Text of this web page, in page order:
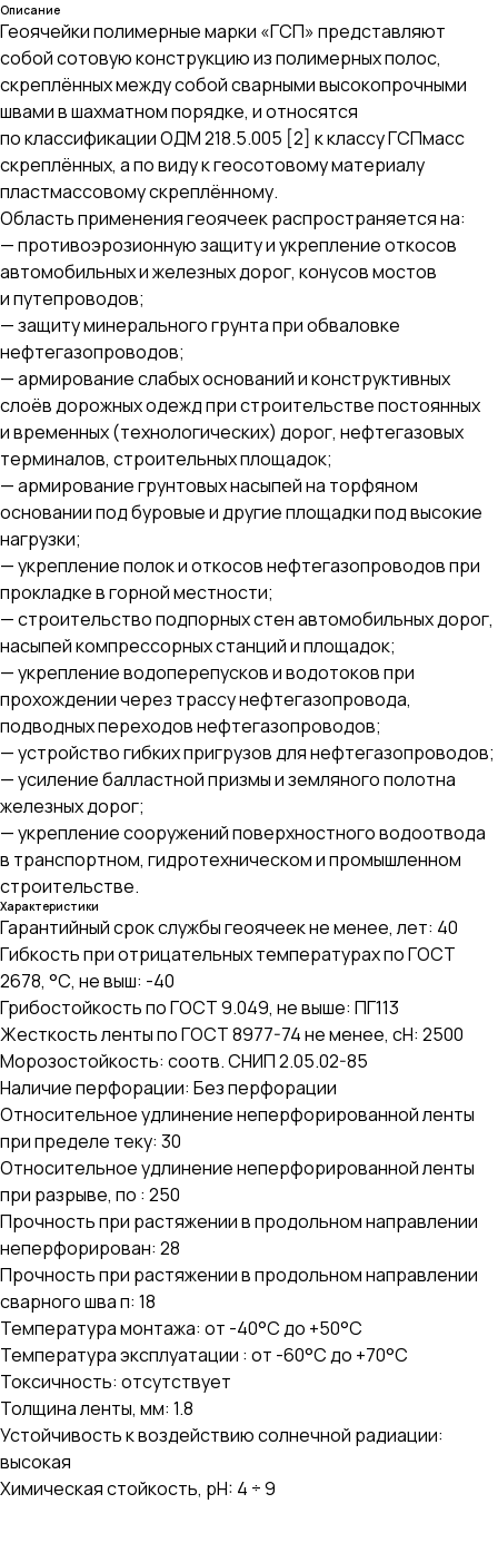
Описание
Геоячейки полимерные марки «ГСП» представляют
собой сотовую конструкцию из полимерных полос,
скреплённых между собой сварными высокопрочными
швами в шахматном порядке, и относятся
по классификации ОДМ 218.5.005 [2] к классу ГСПмасс
скреплённых, а по виду к геосотовому материалу
пластмассовому скреплённому.
Область применения геоячеек распространяется на:
— противоэрозионную защиту и укрепление откосов
автомобильных и железных дорог, конусов мостов
и путепроводов;
— защиту минерального грунта при обваловке
нефтегазопроводов;
— армирование слабых оснований и конструктивных
слоёв дорожных одежд при строительстве постоянных
и временных (технологических) дорог, нефтегазовых
терминалов, строительных площадок;
— армирование грунтовых насыпей на торфяном
основании под буровые и другие площадки под высокие
нагрузки;
— укрепление полок и откосов нефтегазопроводов при
прокладке в горной местности;
— строительство подпорных стен автомобильных дорог,
насыпей компрессорных станций и площадок;
— укрепление водоперепусков и водотоков при
прохождении через трассу нефтегазопровода,
подводных переходов нефтегазопроводов;
— устройство гибких пригрузов для нефтегазопроводов;
— усиление балластной призмы и земляного полотна
железных дорог;
— укрепление сооружений поверхностного водоотвода
в транспортном, гидротехническом и промышленном
строительстве.
Характеристики
Гарантийный срок службы геоячеек не менее, лет: 40
Гибкость при отрицательных температурах по ГОСТ
2678, °С, не выш: -40
Грибостойкость по ГОСТ 9.049, не выше: ПГ113
Жесткость ленты по ГОСТ 8977-74 не менее, сН: 2500
Морозостойкость: соотв. СНИП 2.05.02-85
Наличие перфорации: Без перфорации
Относительное удлинение неперфорированной ленты
при пределе теку: 30
Относительное удлинение неперфорированной ленты
при разрыве, по : 250
Прочность при растяжении в продольном направлении
неперфорирован: 28
Прочность при растяжении в продольном направлении
сварного шва п: 18
Температура монтажа: от -40°С до +50°С
Температура эксплуатации : от -60°С до +70°С
Токсичность: отсутствует
Толщина ленты, мм: 1.8
Устойчивость к воздействию солнечной радиации:
высокая
Химическая стойкость, pH: 4 ÷ 9